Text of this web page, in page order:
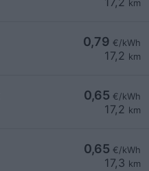
km
0,79 €/kWh
17,2 km
0,65 €/kWh
17,2 km
0,65 €/kWh
17,3 km